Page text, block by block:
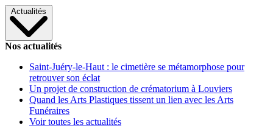
Actualités
Nos actualités
Saint-Juéry-le-Haut : le cimetière se métamorphose pour
retrouver son éclat
Un projet de construction de crématorium à Louviers
Quand les Arts Plastiques tissent un lien avec les Arts
Funéraires
Voir toutes les actualités